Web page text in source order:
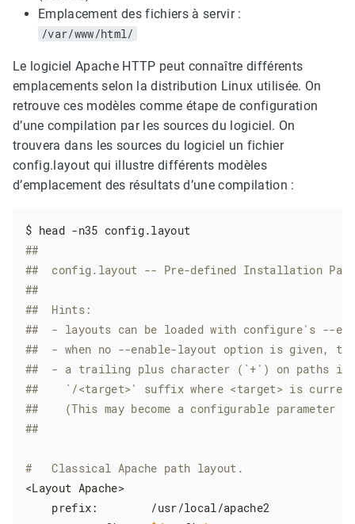
Emplacement des fichiers à servir :
/var/www/html/
Le logiciel Apache HTTP peut connaître différents
emplacements selon la distribution Linux utilisée. On
retrouve ces modèles comme étape de configuration
d’une compilation par les sources du logiciel. On
trouvera dans les sources du logiciel un fichier
config.layout qui illustre différents modèles
d’emplacement des résultats d’une compilation :
##
##  config.layout -- Pre-defined Installation Path
##
##  Hints:
##  - layouts can be loaded with configure's --
##  - when no --enable-layout option is given,
##  - a trailing plus character (`+') on paths is
##    `/<target>' suffix where <target> is
##    (This may become a configurable parameter
##
#   Classical Apache path layout.
<Layout Apache>
    prefix:        /usr/local/apache2